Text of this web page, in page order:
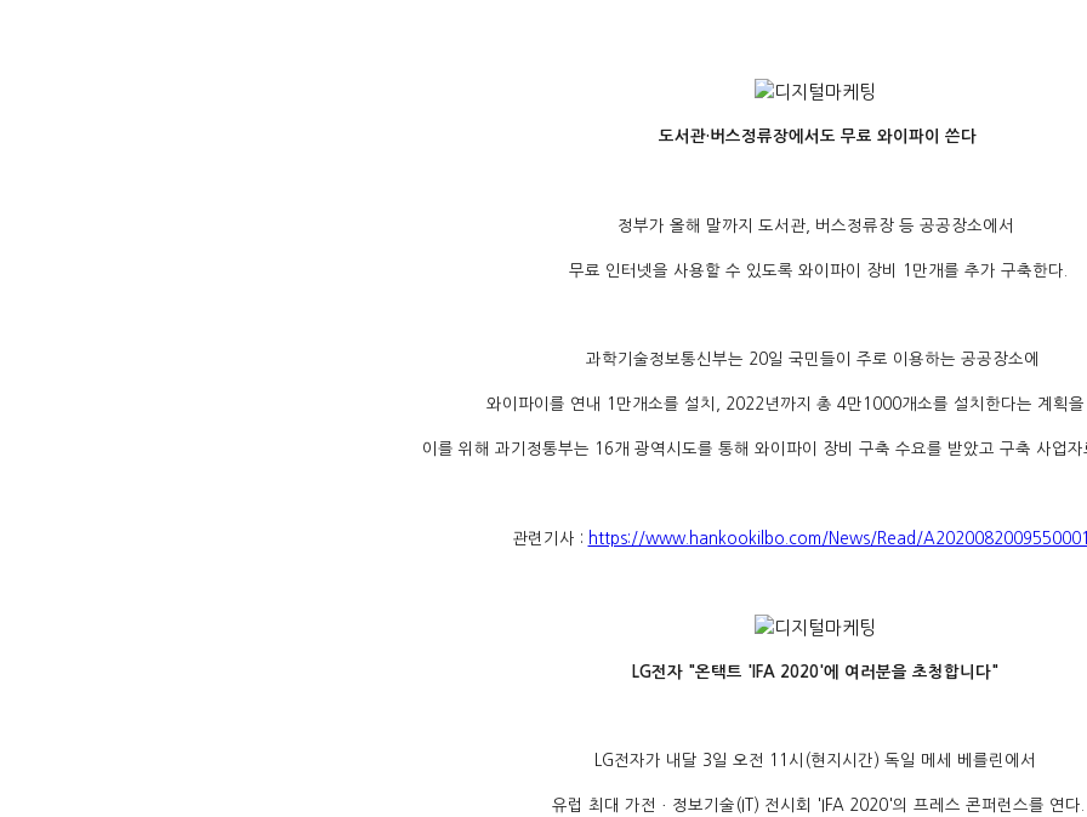
도서관·버스정류장에서도 무료 와이파이 쓴다
정부가 올해 말까지 도서관, 버스정류장 등 공공장소에서
무료 인터넷을 사용할 수 있도록 와이파이 장비 1만개를 추가 구축한다.
과학기술정보통신부는 20일 국민들이 주로 이용하는 공공장소에
와이파이를 연내 1만개소를 설치, 2022년까지 총 4만1000개소를 설치한다는 계획
이를 위해 과기정통부는 16개 광역시도를 통해 와이파이 장비 구축 수요를 받았고 구축 사업자
관련기사 : https://www.hankookilbo.com/News/Read/
LG전자 "온택트 'IFA 2020'에 여러분을 초청합니다"
LG전자가 내달 3일 오전 11시(현지시간) 독일 메세 베를린에서
유럽 최대 가전ㆍ정보기술(IT) 전시회 'IFA 2020'의 프레스 콘퍼런스를 연다.